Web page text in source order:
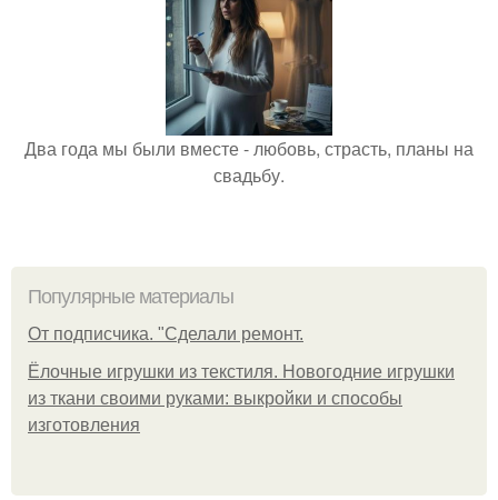
Два года мы были вместе - любовь, страсть, планы на
свадьбу.
Популярные материалы
От подписчика. "Сделали ремонт.
Ёлочные игрушки из текстиля. Новогодние игрушки
из ткани своими руками: выкройки и способы
изготовления